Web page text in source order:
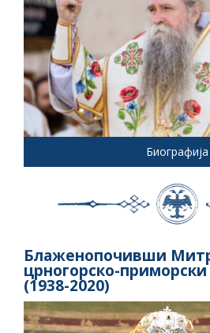
Биографија
Блаженопочивши
црногорско-
(1938-2020)